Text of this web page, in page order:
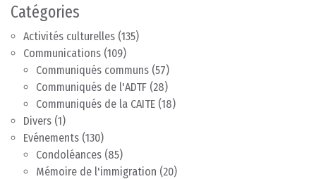
Catégories
Activités culturelles (135)
Communications (109)
Communiqués communs (57)
Communiqués de l'ADTF (28)
Communiqués de la CAITE (18)
Divers (1)
Evénements (130)
Condoléances (85)
Mémoire de l'immigration (20)